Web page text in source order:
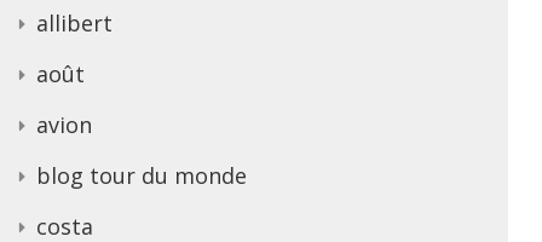
allibert
août
avion
blog tour du monde
costa